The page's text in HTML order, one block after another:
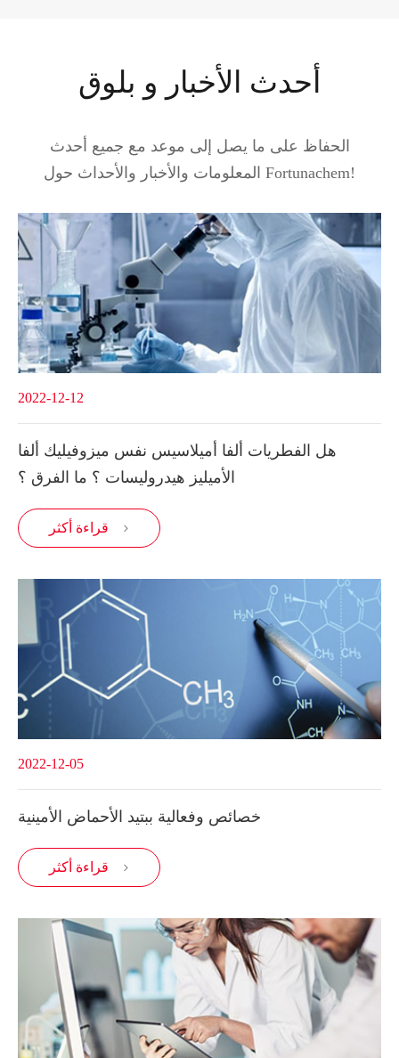
أحدث الأخبار و بلوق
الحفاظ على ما يصل إلى موعد مع جميع أحدث
المعلومات والأخبار والأحداث حول Fortunachem!
2022-12-12
هل الفطريات ألفا أميلاسيس نفس ميزوفيليك ألفا
الأميليز هيدروليسات ؟ ما الفرق ؟
قراءة أكثر 
2022-12-05
خصائص وفعالية ببتيد الأحماض الأمينية
قراءة أكثر 